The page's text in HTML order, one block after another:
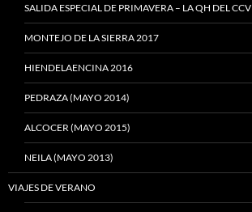
SALIDA ESPECIAL DE PRIMAVERA – LA QH DEL CCV
MONTEJO DE LA SIERRA 2017
HIENDELAENCINA 2016
PEDRAZA (MAYO 2014)
ALCOCER (MAYO 2015)
NEILA (MAYO 2013)
VIAJES DE VERANO